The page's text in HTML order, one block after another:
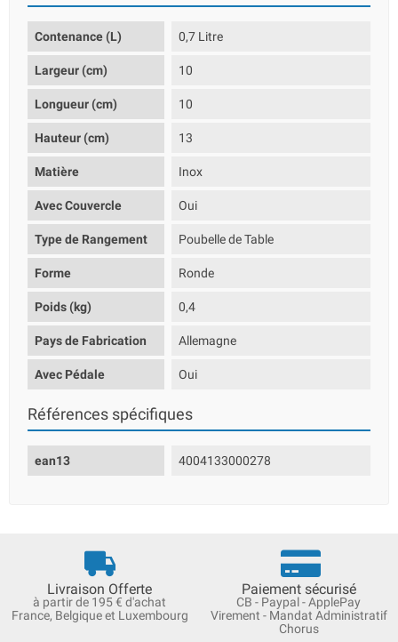
Contenance (L) 0,7 Litre
Largeur (cm) 10
Longueur (cm) 10
Hauteur (cm) 13
Matière Inox
Avec Couvercle Oui
Type de Rangement Poubelle de Table
Forme Ronde
Poids (kg) 0,4
Pays de Fabrication Allemagne
Avec Pédale Oui
Références spécifiques
ean13 4004133000278
Livraison Offerte
à partir de 195 € d'achat
France, Belgique et Luxembourg
Paiement sécurisé
CB - Paypal - ApplePay
Virement - Mandat Administratif
Chorus